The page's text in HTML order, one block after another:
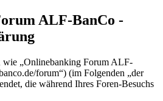
ALF-BanCo -
wie „Onlinebanking Forum ALF-
forum“) (im Folgenden „der
die während Ihres Foren-Besuchs